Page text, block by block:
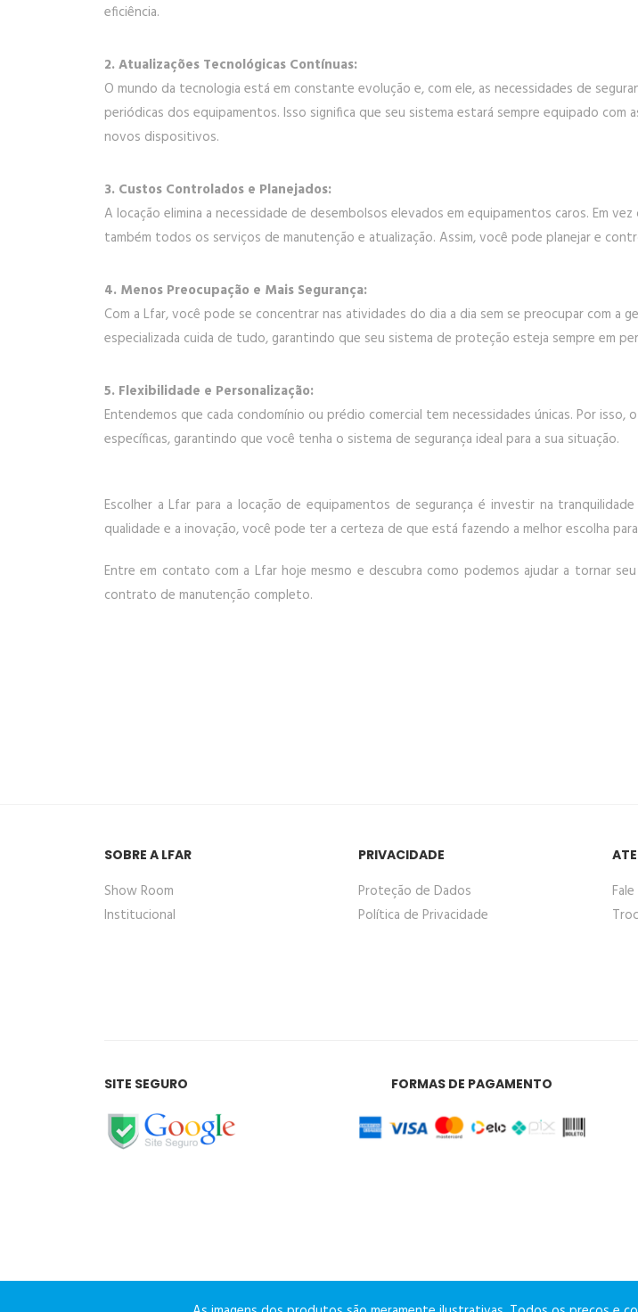
eficiência.
2. Atualizações Tecnológicas Contínuas:
O mundo da tecnologia está em constante evolução e, com ele, as necessidades de
periódicas dos equipamentos. Isso significa que seu sistema estará sempre equipado
novos dispositivos.
3. Custos Controlados e Planejados:
A locação elimina a necessidade de desembolsos elevados em equipamentos caros. Em
também todos os serviços de manutenção e atualização. Assim, você pode planejar e
4. Menos Preocupação e Mais Segurança:
Com a Lfar, você pode se concentrar nas atividades do dia a dia sem se preocupar com a
especializada cuida de tudo, garantindo que seu sistema de proteção esteja sempre em
5. Flexibilidade e Personalização:
Entendemos que cada condomínio ou prédio comercial tem necessidades únicas. Por isso,
específicas, garantindo que você tenha o sistema de segurança ideal para a sua situação.
Escolher a Lfar para a locação de equipamentos de segurança é investir na
qualidade e a inovação, você pode ter a certeza de que está fazendo a melhor escolha
Entre em contato com a Lfar hoje mesmo e descubra como podemos ajudar a tornar
contrato de manutenção completo.
SOBRE A LFAR
Show Room
Institucional
PRIVACIDADE
Proteção de Dados
Política de Privacidade
SITE SEGURO FORMAS DE PAGAMENTO